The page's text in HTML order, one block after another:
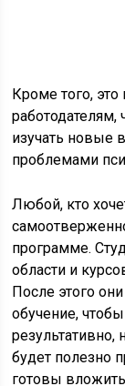
Кроме того,
работодателям,
изучать новые
проблемами
Любой, кто
программе.
области и
После этого
обучение,
результативно,
будет полезно
готовы вложить